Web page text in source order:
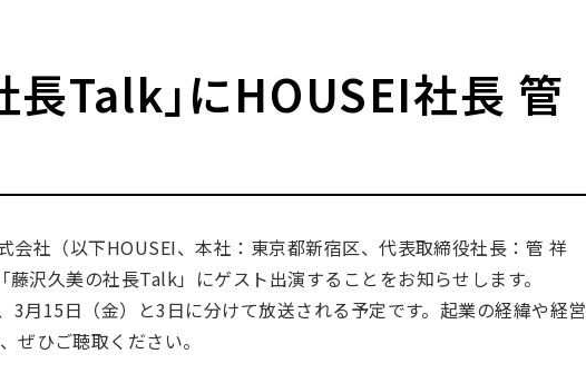
Talk」にHOUSEI社長 管
社（以下HOUSEI、本社：東京都新宿区、代表取締役社長：管 祥
沢久美の社長Talk」にゲスト出演することをお知らせします。
月15日（金）と3日に分けて放送される予定です。起業の経緯や経営
ぜひご聴取ください。